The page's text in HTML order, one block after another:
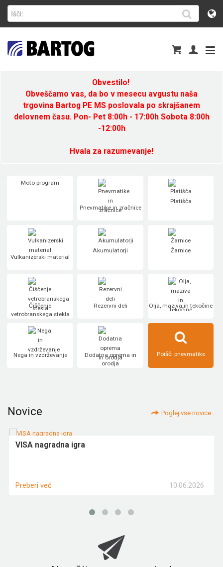
Obvestilo!
Obveščamo vas, da bo v mesecu avgustu naša
trgovina Bartog PE MS poslovala po skrajšanem
delovnem času. Pon- Pet 8:00h - 17:00h Sobota 8:00h
-12:00h
Hvala za razumevanje!
Moto program
Pnevmatike in zračnice
Platišča
Vulkanizerski material
Akumulatorji Žarnice
Čiščenje
vetrobranskega stekla
Rezervni deli Olja, maziva in tekočine
Nega in vzdrževanje
Dodatna oprema in
orodja
Poišči pnevmatike
Novice Poglej vse novice...
VISA nagradna igra
10.06.2026
Preberi več